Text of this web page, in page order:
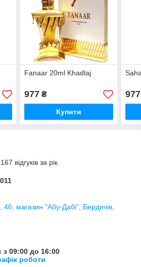
Fanaar 20ml Khadlaj
977₴
Купити
977
відгуків за рік
магазин "Абу-Дабі", Бердичів,
з 09:00 до 16:00
роботи